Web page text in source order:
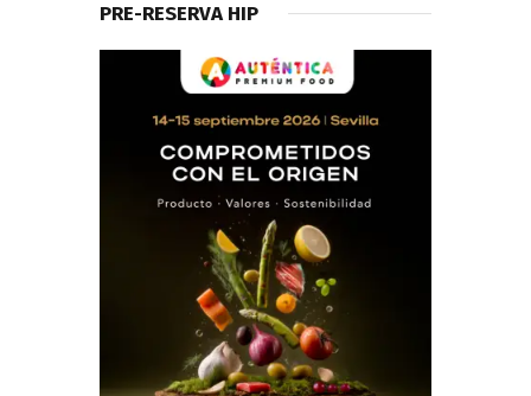
PRE-RESERVA HIP